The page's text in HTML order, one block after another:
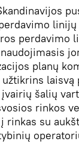
linijų
perdavimo
planų
laisvą
šalių
rinkos
rinkas su